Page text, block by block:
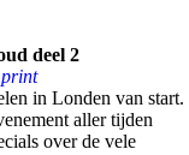
deel 2
print
in Londen van start.
aller tijden
over de vele